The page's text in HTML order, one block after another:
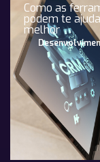
Como as
podem te
melhor